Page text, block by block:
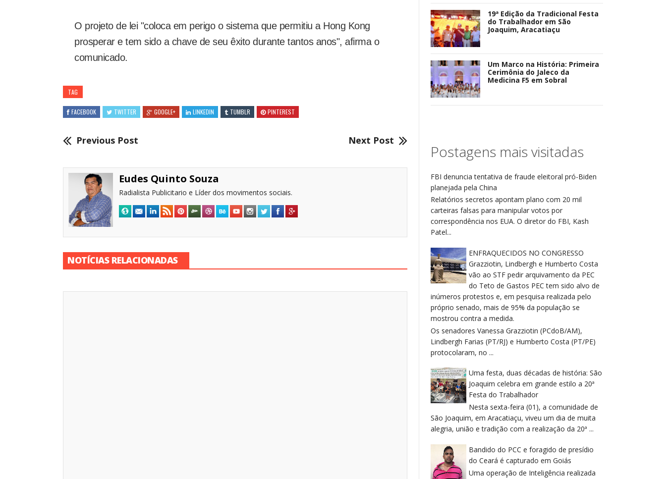
O projeto de lei "coloca em perigo o sistema que permitiu a Hong Kong
prosperar e tem sido a chave de seu êxito durante tantos anos", afirma o
comunicado.
TAG
FACEBOOK TWITTER GOOGLE+ LINKEDIN TUMBLR PINTEREST
Previous Post Next Post
Eudes Quinto Souza
Radialista Publicitario e Líder dos movimentos sociais.
NOTÍCIAS RELACIONADAS
19ª Edição da Tradicional Festa
do Trabalhador em São
Joaquim, Aracatiaçu
Um Marco na História: Primeira
Cerimônia do Jaleco da
Medicina F5 em Sobral
Postagens mais visitadas
FBI denuncia tentativa de fraude eleitoral pró-Biden
planejada pela China
Relatórios secretos apontam plano com 20 mil
carteiras falsas para manipular votos por
correspondência nos EUA. O diretor do FBI, Kash
Patel...
ENFRAQUECIDOS NO CONGRESSO
Grazziotin, Lindbergh e Humberto Costa
vão ao STF pedir arquivamento da PEC
do Teto de Gastos PEC tem sido alvo de
inúmeros protestos e, em pesquisa realizada pelo
próprio senado, mais de 95% da população se
mostrou contra a medida.
Os senadores Vanessa Grazziotin (PCdoB/AM),
Lindbergh Farias (PT/RJ) e Humberto Costa (PT/PE)
protocolaram, no ...
Uma festa, duas décadas de história: São
Joaquim celebra em grande estilo a 20ª
Festa do Trabalhador
Nesta sexta-feira (01), a comunidade de
São Joaquim, em Aracatiaçu, viveu um dia de muita
alegria, união e tradição com a realização da 20ª ...
Bandido do PCC e foragido de presídio
do Ceará é capturado em Goiás
Uma operação de Inteligência realizada